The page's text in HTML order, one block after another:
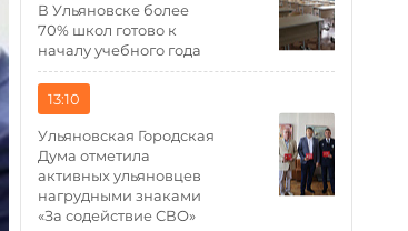
В Ульяновске более
70% школ готово к
началу учебного года
13:10
Ульяновская Городская
Дума отметила
активных ульяновцев
нагрудными знаками
«За содействие СВО»